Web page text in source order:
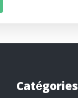
Catégories